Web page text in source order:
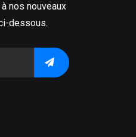
nos nouveaux
dessous.